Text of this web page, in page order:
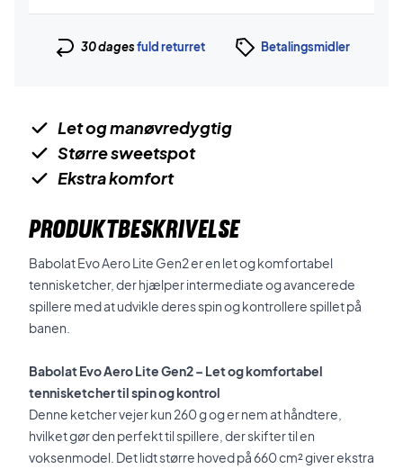
30 dagesfuld returret Betalingsmidler
Let og manøvredygtig
Større sweetspot
Ekstra komfort
PRODUKTBESKRIVELSE
Babolat Evo Aero Lite Gen2 er en let og komfortabel
tennisketcher, der hjælper intermediate og avancerede
spillere med at udvikle deres spin og kontrollere spillet på
banen.
Babolat Evo Aero Lite Gen2 – Let og komfortabel
tennisketcher til spin og kontrol
Denne ketcher vejer kun 260 g og er nem at håndtere,
hvilket gør den perfekt til spillere, der skifter til en
voksenmodel. Det lidt større hoved på 660 cm² giver ekstra